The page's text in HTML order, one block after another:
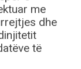
me
dhe
të